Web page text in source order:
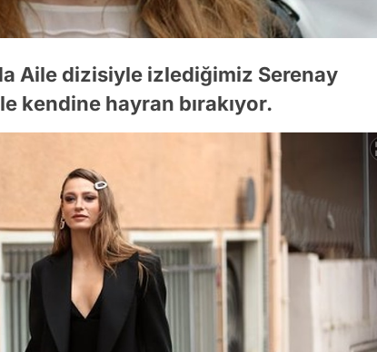
Aile dizisiyle izlediğimiz Serenay
kendine hayran bırakıyor.